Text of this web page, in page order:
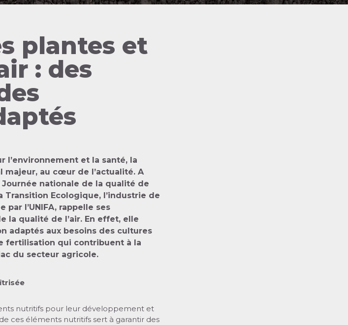
plantes et
: des
l’environnement et la santé, la
majeur, au cœur de l’actualité. A
Journée nationale de la qualité de
Transition Ecologique, l’industrie de
l’UNIFA, rappelle ses
la qualité de l’air. En effet, elle
adaptés aux besoins des cultures
fertilisation qui contribuent à la
du secteur agricole.
nutritifs pour leur développement et
ces éléments nutritifs sert à garantir des